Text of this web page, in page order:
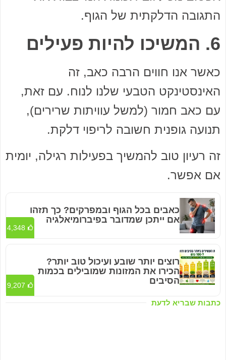
התגובה הדלקתית של הגוף.
6. המשיכו להיות פעילים
כאשר אנו חווים הרבה כאב, זה
האינסטינקט הטבעי שלנו לנוח. עם זאת,
עם כאב חמור (למשל עוויתות שרירים),
תנועה גופנית חשובה לריפוי דלקת.
זה רעיון טוב להמשיך בפעילות רגילה, יומית
אם אפשר.
כתבות שבריא לדעת
כאבים בכל הגוף ובמפרקים? כך תזהו
אם ייתכן שמדובר בפיברומיאלגיה
4,348
רוצים יותר שובע ועיכול טוב יותר?
הכירו את המזונות שמובילים בכמות
הסיבים
9,207